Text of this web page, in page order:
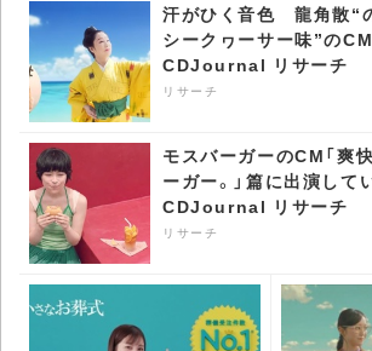
汗がひく音色 龍角散“
シークヮーサー味”の
CDJournal リサーチ
リサーチ
モスバーガーのCM「爽
ーガー。」篇に出演して
CDJournal リサーチ
リサーチ